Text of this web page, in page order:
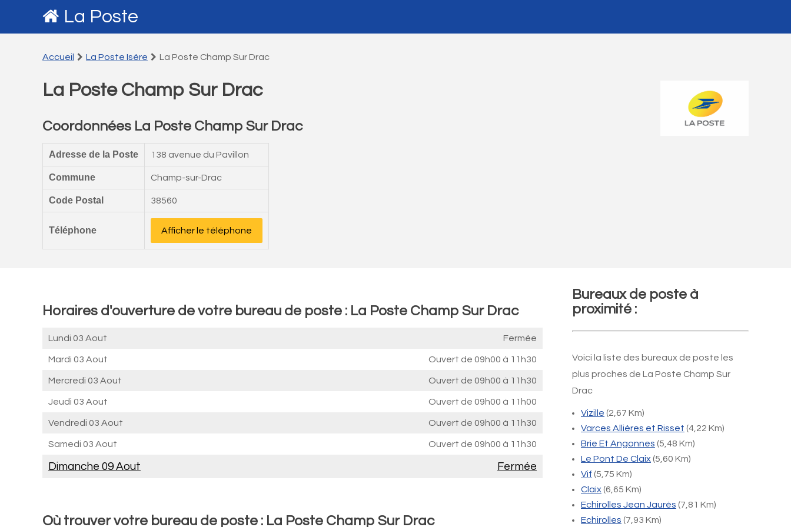
La Poste
Accueil La Poste Isére La Poste Champ Sur Drac
La Poste Champ Sur Drac
Coordonnées La Poste Champ Sur Drac
Adresse de la Poste 138 avenue du Pavillon
Commune Champ-sur-Drac
Code Postal 38560
Téléphone Afficher le téléphone
Horaires d'ouverture de votre bureau de poste : La Poste Champ Sur Drac
Lundi 03 Aout Fermée
Mardi 03 Aout Ouvert de 09h00 à 11h30
Mercredi 03 Aout Ouvert de 09h00 à 11h30
Jeudi 03 Aout Ouvert de 09h00 à 11h00
Vendredi 03 Aout Ouvert de 09h00 à 11h30
Samedi 03 Aout Ouvert de 09h00 à 11h30
Dimanche 09 Aout Fermée
Où trouver votre bureau de poste : La Poste Champ Sur Drac
Bureaux de poste à
proximité :
Voici la liste des bureaux de poste les
plus proches de La Poste Champ Sur
Drac
Vizille (2,67 Km)
Varces Allières et Risset (4,22 Km)
Brie Et Angonnes (5,48 Km)
Le Pont De Claix(5,60 Km)
Vif (5,75 Km)
Claix(6,65 Km)
Echirolles Jean Jaurès (7,81 Km)
Echirolles (7,93 Km)